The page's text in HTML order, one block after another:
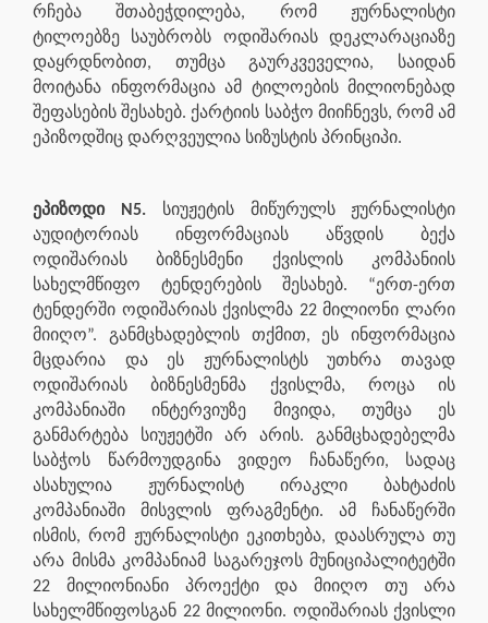
რჩება შთაბეჭდილება, რომ ჟურნალისტი
ტილოებზე საუბრობს ოდიშარიას დეკლარაციაზე
დაყრდნობით, თუმცა გაურკვეველია, საიდან
მოიტანა ინფორმაცია ამ ტილოების მილიონებად
შეფასების შესახებ. ქარტიის საბჭო მიიჩნევს, რომ ამ
ეპიზოდშიც დარღვეულია სიზუსტის პრინციპი.
ეპიზოდი N5.
სიუჟეტის მიწურულს ჟურნალისტი
აუდიტორიას ინფორმაციას აწვდის ბექა
ოდიშარიას ბიზნესმენი ქვისლის კომპანიის
სახელმწიფო ტენდერების შესახებ. “ერთ-ერთ
ტენდერში ოდიშარიას ქვისლმა 22 მილიონი ლარი
მიიღო”. განმცხადებლის თქმით, ეს ინფორმაცია
მცდარია და ეს ჟურნალისტს უთხრა თავად
ოდიშარიას ბიზნესმენმა ქვისლმა, როცა ის
კომპანიაში ინტერვიუზე მივიდა, თუმცა ეს
განმარტება სიუჟეტში არ არის. განმცხადებელმა
საბჭოს წარმოუდგინა ვიდეო ჩანაწერი, სადაც
ასახულია ჟურნალისტ ირაკლი ბახტაძის
კომპანიაში მისვლის ფრაგმენტი. ამ ჩანაწერში
ისმის, რომ ჟურნალისტი ეკითხება, დაასრულა თუ
არა მისმა კომპანიამ საგარეჯოს მუნიციპალიტეტში
22 მილიონიანი პროექტი და მიიღო თუ არა
სახელმწიფოსგან 22 მილიონი. ოდიშარიას ქვისლი